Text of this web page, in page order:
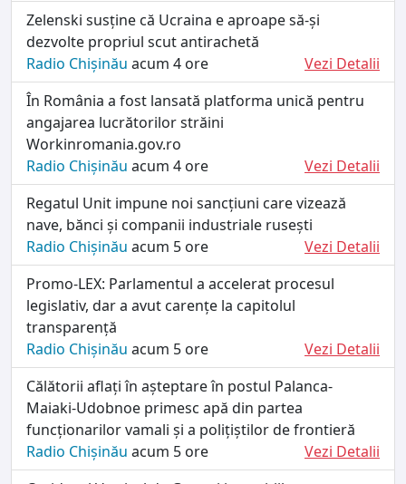
Zelenski susține că Ucraina e aproape să-și
dezvolte propriul scut antirachetă
Radio Chișinău acum 4 ore
Vezi Detalii
În România a fost lansată platforma unică pentru
angajarea lucrătorilor străini
Workinromania.gov.ro
Radio Chișinău acum 4 ore
Vezi Detalii
Regatul Unit impune noi sancțiuni care vizează
nave, bănci și companii industriale rusești
Radio Chișinău acum 5 ore
Vezi Detalii
Promo-LEX: Parlamentul a accelerat procesul
legislativ, dar a avut carențe la capitolul
transparență
Radio Chișinău acum 5 ore
Vezi Detalii
Călătorii aflați în așteptare în postul Palanca-
Maiaki-Udobnoe primesc apă din partea
funcționarilor vamali și a polițiștilor de frontieră
Radio Chișinău acum 5 ore
Vezi Detalii